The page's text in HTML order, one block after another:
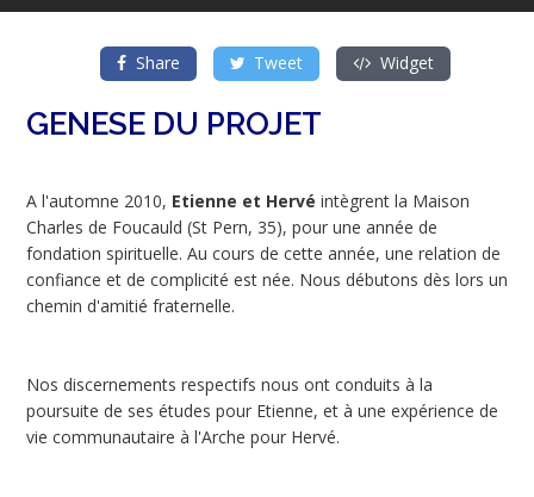
Share Tweet Widget
GENESE DU PROJET
A l'automne 2010, Etienne et Hervé intègrent la Maison
Charles de Foucauld (St Pern, 35), pour une année de
fondation spirituelle. Au cours de cette année, une relation de
confiance et de complicité est née. Nous débutons dès lors un
chemin d'amitié fraternelle.
Nos discernements respectifs nous ont conduits à la
poursuite de ses études pour Etienne, et à une expérience de
vie communautaire à l'Arche pour Hervé.